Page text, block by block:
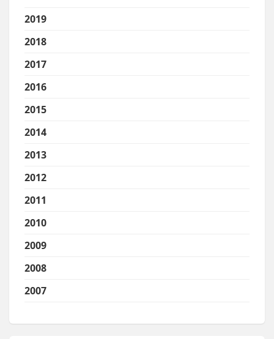
2019
2018
2017
2016
2015
2014
2013
2012
2011
2010
2009
2008
2007